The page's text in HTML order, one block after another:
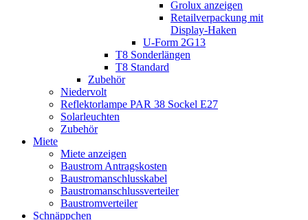
Grolux anzeigen
Retailverpackung mit
Display-Haken
U-Form 2G13
T8 Sonderlängen
T8 Standard
Zubehör
Niedervolt
Reflektorlampe PAR 38 Sockel E27
Solarleuchten
Zubehör
Miete
Miete anzeigen
Baustrom Antragskosten
Baustromanschlusskabel
Baustromanschlussverteiler
Baustromverteiler
Schnäppchen